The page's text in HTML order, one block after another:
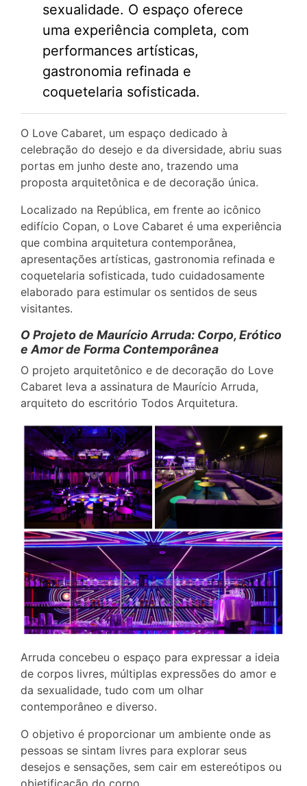
sexualidade. O espaço oferece
uma experiência completa, com
performances artísticas,
gastronomia refinada e
coquetelaria sofisticada.
O Love Cabaret, um espaço dedicado à
celebração do desejo e da diversidade, abriu suas
portas em junho deste ano, trazendo uma
proposta arquitetônica e de decoração única.
Localizado na República, em frente ao icônico
edifício Copan, o Love Cabaret é uma experiência
que combina arquitetura contemporânea,
apresentações artísticas, gastronomia refinada e
coquetelaria sofisticada, tudo cuidadosamente
elaborado para estimular os sentidos de seus
visitantes.
O Projeto de Maurício Arruda: Corpo, Erótico
e Amor de Forma Contemporânea
O projeto arquitetônico e de decoração do Love
Cabaret leva a assinatura de Maurício Arruda,
arquiteto do escritório Todos Arquitetura.
Arruda concebeu o espaço para expressar a ideia
de corpos livres, múltiplas expressões do amor e
da sexualidade, tudo com um olhar
contemporâneo e diverso.
O objetivo é proporcionar um ambiente onde as
pessoas se sintam livres para explorar seus
desejos e sensações, sem cair em estereótipos ou
objetificação do corpo.